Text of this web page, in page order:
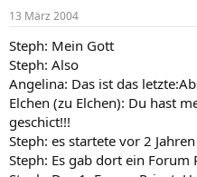
m
13 März 2004
Steph: Mein Gott
Steph: Also
Angelina: Das ist das
Elchen (zu Elchen): Du hast
geschict!!!
Steph: es startete vor 2
Steph: Es gab dort ein Forum